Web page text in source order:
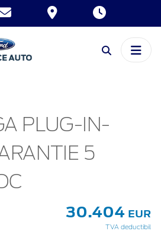
PLUG-IN-
5
30.404 EUR
TVA deductibil